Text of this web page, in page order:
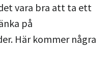
vara bra att ta ett
på
Här kommer några